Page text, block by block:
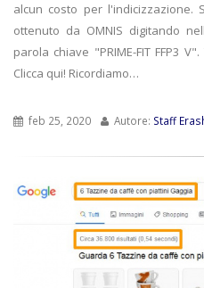
alcun costo per l'indicizzazione.
ottenuto da OMNIS digitando
parola chiave "PRIME-FIT FFP3
Clicca qui! Ricordiamo…
feb 25, 2020 Autore: Staff